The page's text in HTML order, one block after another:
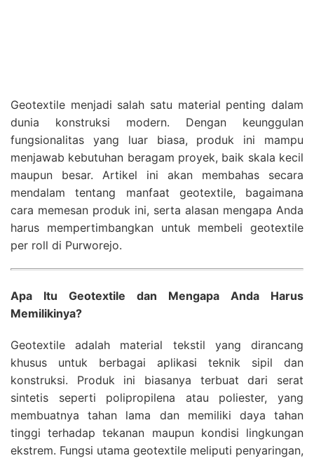
Geotextile menjadi salah satu material penting dalam
dunia konstruksi modern. Dengan keunggulan
fungsionalitas yang luar biasa, produk ini mampu
menjawab kebutuhan beragam proyek, baik skala kecil
maupun besar. Artikel ini akan membahas secara
mendalam tentang manfaat geotextile, bagaimana
cara memesan produk ini, serta alasan mengapa Anda
harus mempertimbangkan untuk membeli geotextile
per roll di Purworejo.
Apa Itu Geotextile dan Mengapa Anda Harus
Memilikinya?
Geotextile adalah material tekstil yang dirancang
khusus untuk berbagai aplikasi teknik sipil dan
konstruksi. Produk ini biasanya terbuat dari serat
sintetis seperti polipropilena atau poliester, yang
membuatnya tahan lama dan memiliki daya tahan
tinggi terhadap tekanan maupun kondisi lingkungan
ekstrem. Fungsi utama geotextile meliputi penyaringan,